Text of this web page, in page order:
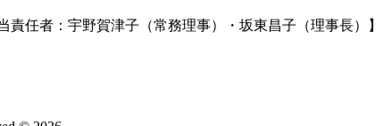
任者：宇野賀津子（常務理事）・坂東昌子（理事長）】